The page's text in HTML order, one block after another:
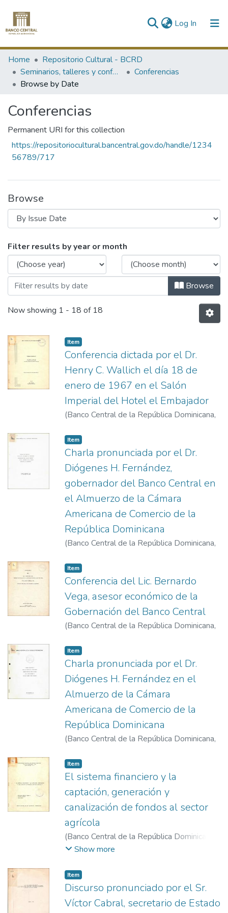
Log In (current)
Communities & Collections
All of DSpace
Home
Repositorio Cultural - BCRD
Seminarios, talleres y conferencias
Conferencias
Browse by Date
Conferencias
Permanent URI for this collection
https://repositoriocultural.bancentral.gov.do/handle/1234
56789/717
Browse
Browsing Conferencias by Issue Date
Filter results by year or month
Browse
Now showing 1 - 18 of 18
Item
Conferencia dictada por el Dr.
Henry C. Wallich el día 18 de
enero de 1967 en el Salón
Imperial del Hotel el Embajador
(Banco Central de la República Dominicana,
Item
Charla pronunciada por el Dr.
Diógenes H. Fernández,
gobernador del Banco Central en
el Almuerzo de la Cámara
Americana de Comercio de la
República Dominicana
(Banco Central de la República Dominicana,
Item
Conferencia del Lic. Bernardo
Vega, asesor económico de la
Gobernación del Banco Central
(Banco Central de la República Dominicana,
Item
Charla pronunciada por el Dr.
Diógenes H. Fernández en el
Almuerzo de la Cámara
Americana de Comercio de la
República Dominicana
(Banco Central de la República Dominicana,
Item
El sistema financiero y la
captación, generación y
canalización de fondos al sector
agrícola
(Banco Central de la República Dominicana
1976-11-8)Tejada C., Francisco Alberto
Show more
Item
Discurso pronunciado por el Sr.
Víctor Cabral, secretario de Estado